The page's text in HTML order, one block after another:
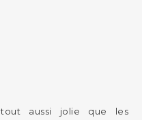
aussi jolie que les